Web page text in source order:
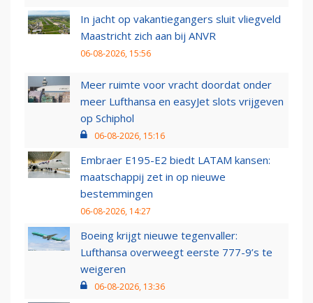
In jacht op vakantiegangers sluit vliegveld
Maastricht zich aan bij ANVR
06-08-2026, 15:56
Meer ruimte voor vracht doordat onder
meer Lufthansa en easyJet slots vrijgeven
op Schiphol
06-08-2026, 15:16
Embraer E195-E2 biedt LATAM kansen:
maatschappij zet in op nieuwe
bestemmingen
06-08-2026, 14:27
Boeing krijgt nieuwe tegenvaller:
Lufthansa overweegt eerste 777-9’s te
weigeren
06-08-2026, 13:36